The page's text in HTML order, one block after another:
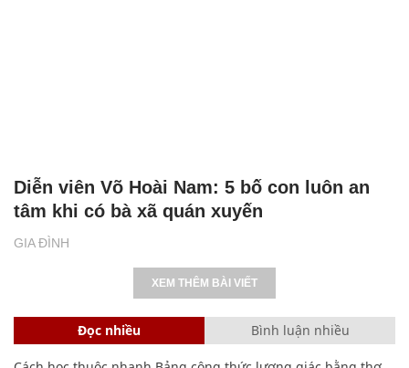
GIA ĐÌNH
Diễn viên Võ Hoài Nam: 5 bố con luôn an
tâm khi có bà xã quán xuyến
XEM THÊM BÀI VIẾT
Đọc nhiều Bình luận nhiều